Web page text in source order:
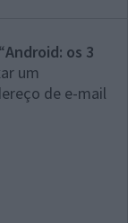
Android: os 3
um
de e-mail